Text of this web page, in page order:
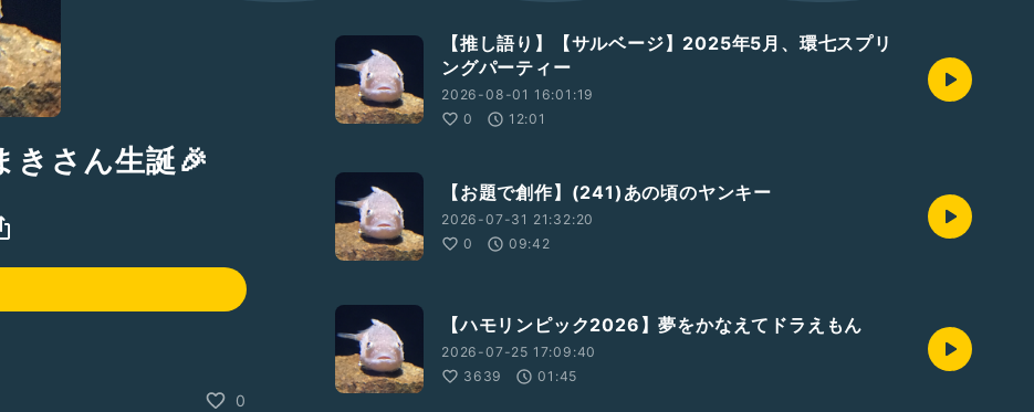
きさん生誕🎉
0
【推し語り】【サルベージ】2025年5月、環七スプリ
ングパーティー
2026-08-01 16:01:19
0
12:01
【お題で創作】(241)あの頃のヤンキー
2026-07-31 21:32:20
0
09:42
【ハモリンピック2026】夢をかなえてドラえもん
2026-07-25 17:09:40
3639
01:45